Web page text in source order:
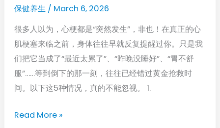
要
与
抗
凝
血
药
起
保健养生/ March 6, 2026
很多人以为，心梗都是“突然发生”，非也！在真正的心
肌梗塞来临之前，身体往往早就反复提醒过你。只是我
们把它当成了“最近太累了”、“昨晚没睡好”、“胃不舒
服”……等到倒下的那一刻，往往已经错过黄金抢救时
间。以下这5种情况，真的不能忽视。 1.
钟
死
时
速！
别
把
肌
Read More »